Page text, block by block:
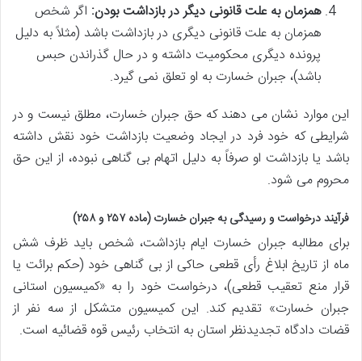
همزمان به علت قانونی دیگر در بازداشت بودن: اگر شخص
همزمان به علت قانونی دیگری در بازداشت باشد (مثلاً به دلیل
پرونده دیگری محکومیت داشته و در حال گذراندن حبس
باشد)، جبران خسارت به او تعلق نمی گیرد.
این موارد نشان می دهند که حق جبران خسارت، مطلق نیست و در
شرایطی که خود فرد در ایجاد وضعیت بازداشت خود نقش داشته
باشد یا بازداشت او صرفاً به دلیل اتهام بی گناهی نبوده، از این حق
محروم می شود.
فرآیند درخواست و رسیدگی به جبران خسارت (ماده ۲۵۷ و ۲۵۸)
برای مطالبه جبران خسارت ایام بازداشت، شخص باید ظرف شش
ماه از تاریخ ابلاغ رأی قطعی حاکی از بی گناهی خود (حکم برائت یا
قرار منع تعقیب قطعی)، درخواست خود را به «کمیسیون استانی
جبران خسارت» تقدیم کند. این کمیسیون متشکل از سه نفر از
قضات دادگاه تجدیدنظر استان به انتخاب رئیس قوه قضائیه است.